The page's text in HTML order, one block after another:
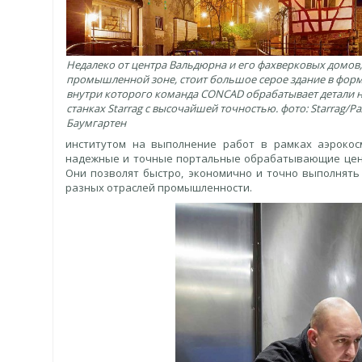
Недалеко от центра Вальдюрна и его фахверковых
промышленной зоне, стоит большое серое здание в
внутри которого команда CONCAD обрабатывает детали
станках Starrag с высочайшей точностью. фото: Starrag/
Баумгартен
институтом на выполнение работ в рамках
надежные и точные портальные обрабатывающие
Они позволят быстро, экономично и точно
разных отраслей промышленности.